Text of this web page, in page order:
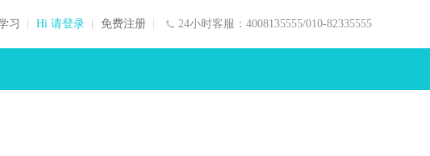
24小时客服：4008135555/010-82335555
习 Hi 请登录 免费注册